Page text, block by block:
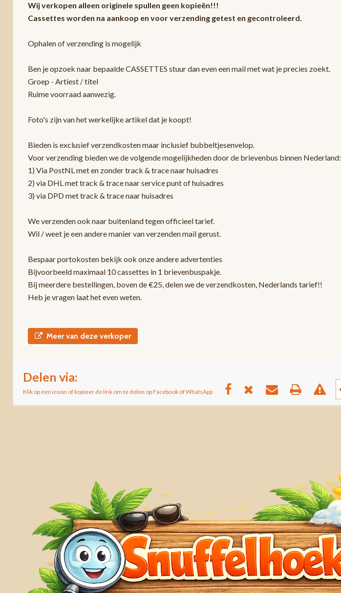
Wij verkopen alleen originele spullen geen kopieën!!!
Cassettes worden na aankoop en voor verzending getest en gecontroleerd.
Ophalen of verzending is mogelijk
Ben je opzoek naar bepaalde CASSETTES stuur dan even een mail met wat je precies zoekt.
Groep - Artiest / titel
Ruime voorraad aanwezig.
Foto's zijn van het werkelijke artikel dat je koopt!
Bieden is exclusief verzendkosten maar inclusief bubbeltjesenvelop.
Voor verzending bieden we de volgende mogelijkheden door de brievenbus binnen Nederland:
1) Via PostNL met en zonder track & trace naar huisadres
2) via DHL met track & trace naar service punt of huisadres
3) via DPD met track & trace naar huisadres
We verzenden ook naar buitenland tegen officieel tarief.
Wil / weet je een andere manier van verzenden mail gerust.
Bespaar portokosten bekijk ook onze andere advertenties
Bijvoorbeeld maximaal 10 cassettes in 1 brievenbuspakje.
Bij meerdere bestellingen, boven de €25, delen we de verzendkosten, Nederlands tarief!!
Heb je vragen laat het even weten.
Meer van deze verkoper
Delen via:
Klik op een icoon of kopieer de link om te delen op Facebook of WhatsApp